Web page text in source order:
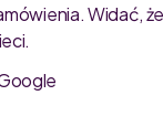
Widać,